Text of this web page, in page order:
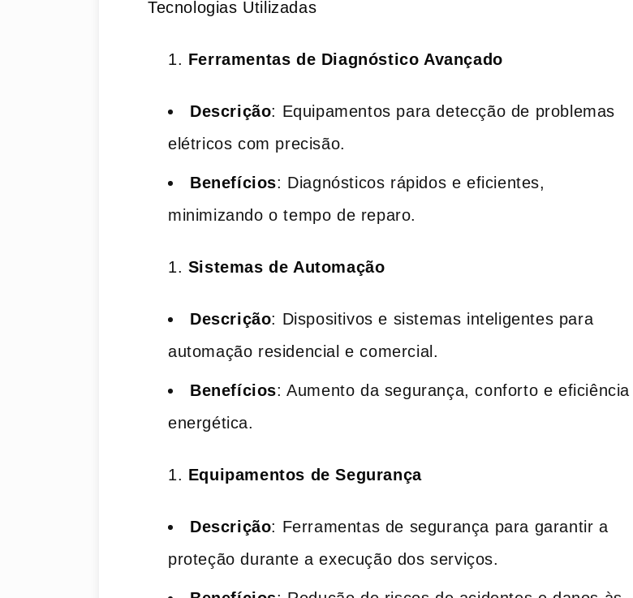
Tecnologias Utilizadas
Ferramentas de Diagnóstico Avançado
Descrição: Equipamentos para detecção de problemas
elétricos com precisão.
Benefícios: Diagnósticos rápidos e eficientes,
minimizando o tempo de reparo.
Sistemas de Automação
Descrição: Dispositivos e sistemas inteligentes para
automação residencial e comercial.
Benefícios: Aumento da segurança, conforto e eficiência
energética.
Equipamentos de Segurança
Descrição: Ferramentas de segurança para garantir a
proteção durante a execução dos serviços.